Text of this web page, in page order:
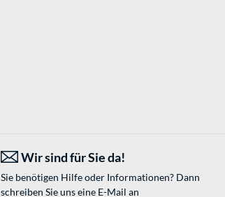
Wir sind für Sie da!
Sie benötigen Hilfe oder Informationen? Dann
schreiben Sie uns eine E-Mail an